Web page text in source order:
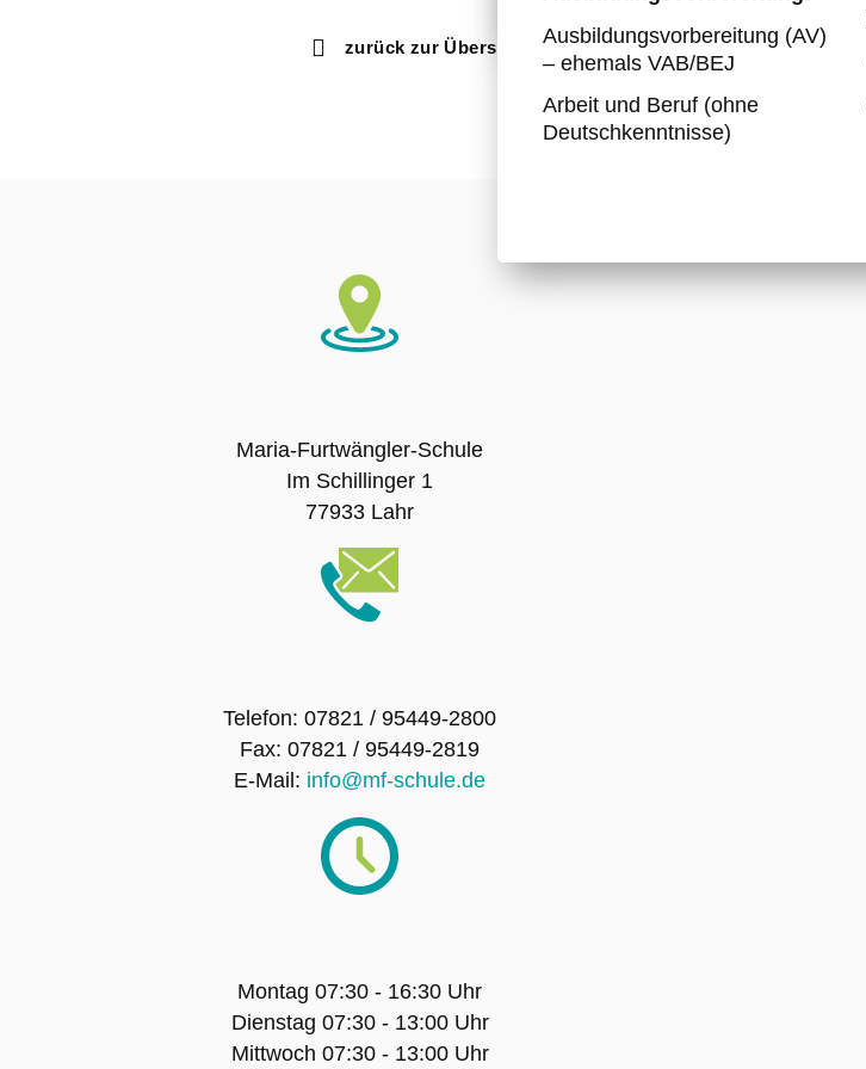
Ausbildungsvorbereitung (AV)
– ehemals VAB/BEJ
Arbeit und Beruf (ohne
Deutschkenntnisse)
zurück zur Übersicht
Maria-Furtwängler-Schule
Im Schillinger 1
77933 Lahr
Telefon: 07821 / 95449-2800
Fax: 07821 / 95449-2819
E-Mail: info@mf-schule.de
Montag 07:30 - 16:30 Uhr
Dienstag 07:30 - 13:00 Uhr
Mittwoch 07:30 - 13:00 Uhr